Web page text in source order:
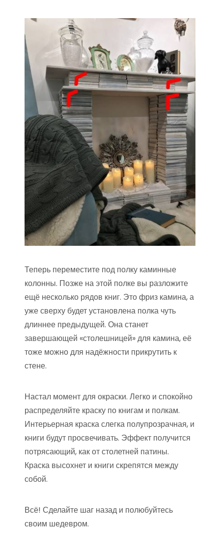
Теперь переместите под полку каминные
колонны. Позже на этой полке вы разложите
ещё несколько рядов книг. Это фриз камина, а
уже сверху будет установлена полка чуть
длиннее предыдущей. Она станет
завершающей «столешницей» для камина, её
тоже можно для надёжности прикрутить к
стене.
Настал момент для окраски. Легко и спокойно
распределяйте краску по книгам и полкам.
Интерьерная краска слегка полупрозрачная, и
книги будут просвечивать. Эффект получится
потрясающий, как от столетней патины.
Краска высохнет и книги скрепятся между
собой.
Всё! Сделайте шаг назад и полюбуйтесь
своим шедевром.